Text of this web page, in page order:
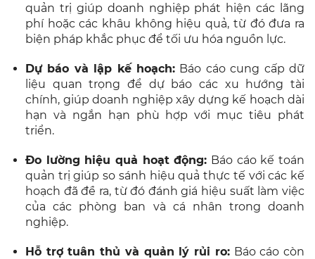
quản trị giúp doanh nghiệp phát hiện các lãng
phí hoặc các khâu không hiệu quả, từ đó đưa ra
biện pháp khắc phục để tối ưu hóa nguồn lực.
Dự báo và lập kế hoạch: Báo cáo cung cấp dữ
liệu quan trọng để dự báo các xu hướng tài
chính, giúp doanh nghiệp xây dựng kế hoạch dài
hạn và ngắn hạn phù hợp với mục tiêu phát
triển.
Đo lường hiệu quả hoạt động: Báo cáo kế toán
quản trị giúp so sánh hiệu quả thực tế với các kế
hoạch đã đề ra, từ đó đánh giá hiệu suất làm việc
của các phòng ban và cá nhân trong doanh
nghiệp.
Hỗ trợ tuân thủ và quản lý rủi ro:Báo cáo còn